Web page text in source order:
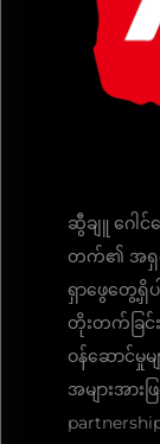
ဆွီချူ ဂေါ
တက်၏ အရှင်
ရှာဖွေတွေ့ရှိပ
တိုးတက်ခြင်
ဝန်ဆောင်မှုမ
အများအား